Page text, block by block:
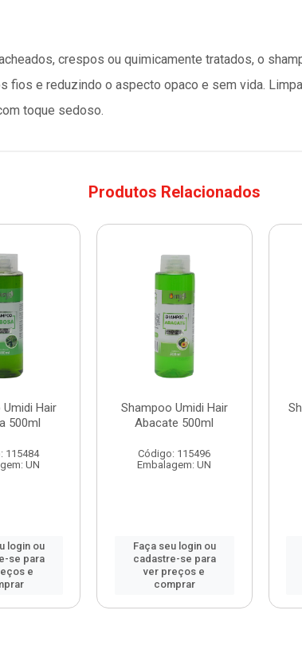
crespos ou quimicamente tratados, o
fios e reduzindo o aspecto opaco e sem vida.
toque sedoso.
Produtos Relacionados
Hair
500ml
115484
UN
login ou
se para
e
Shampoo Umidi Hair
Abacate 500ml
Código: 115496
Embalagem: UN
Faça seu login ou
cadastre-se para
ver preços e
comprar